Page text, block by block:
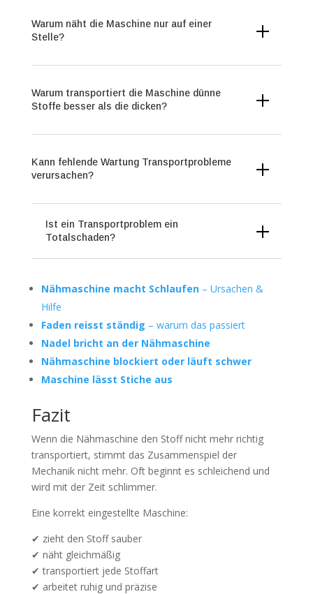
Warum näht die Maschine nur auf einer
Stelle?
Warum transportiert die Maschine dünne
Stoffe besser als die dicken?
Kann fehlende Wartung Transportprobleme
verursachen?
Ist ein Transportproblem ein
Totalschaden?
Nähmaschine macht Schlaufen– Ursachen &
Hilfe
Faden reisst ständig – warum das passiert
Nadel bricht an der Nähmaschine
Nähmaschine blockiert oder läuft schwer
Maschine lässt Stiche aus
Fazit
Wenn die Nähmaschine den Stoff nicht mehr richtig
transportiert, stimmt das Zusammenspiel der
Mechanik nicht mehr. Oft beginnt es schleichend und
wird mit der Zeit schlimmer.
Eine korrekt eingestellte Maschine:
✔ zieht den Stoff sauber
✔ näht gleichmäßig
✔ transportiert jede Stoffart
✔ arbeitet ruhig und präzise